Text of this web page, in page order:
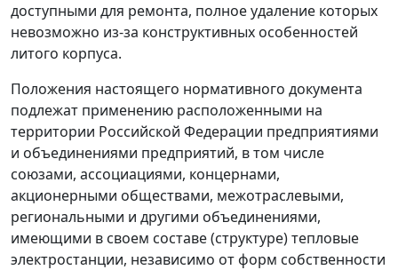
доступными для ремонта, полное удаление которых
невозможно из-за конструктивных особенностей
литого корпуса.
Положения настоящего нормативного документа
подлежат применению расположенными на
территории Российской Федерации предприятиями
и объединениями предприятий, в том числе
союзами, ассоциациями, концернами,
акционерными обществами, межотраслевыми,
региональными и другими объединениями,
имеющими в своем составе (структуре) тепловые
электростанции, независимо от форм собственности